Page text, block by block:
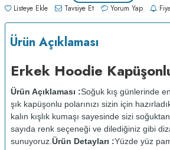
Listeye Ekle Tavsiye Et Yorum Yap
Ürün Açıklaması
Erkek Hoodie
Ürün Açıklaması :Soğuk kış günlerinde
şık kapüşonlu polarınızı sizin için
kalın kışlık kumaşı sayesinde sizi
sayıda renk seçeneği ve dilediğiniz gibi
sunuyoruz. Ürün Detayları :Yüzde yüz